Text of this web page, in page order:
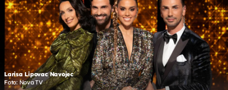
Larisa Lipovac Navojec
Foto: Nova TV